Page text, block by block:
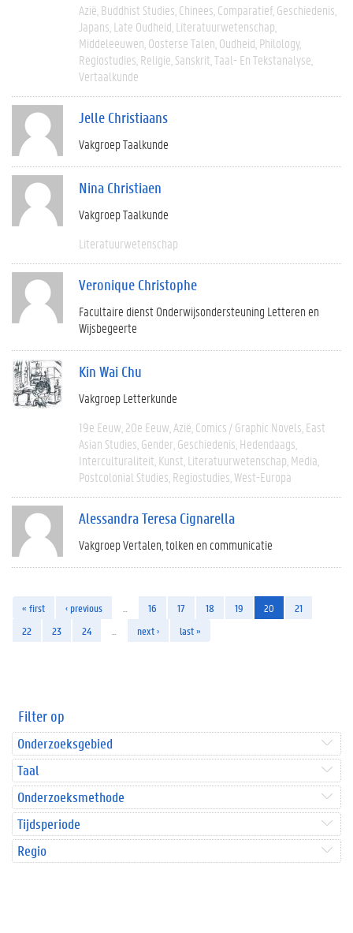
Azië Buddhist Studies Chinees Comparatief Geschiedenis
Japans Late Oudheid Literatuurwetenschap
Middeleeuwen Oosterse Talen Oudheid Philology
Regiostudies Religie Sanskrit Taal- En Tekstanalyse
Vertaalkunde
Jelle Christiaans
Vakgroep Taalkunde
Nina Christiaen
Vakgroep Taalkunde
Literatuurwetenschap
Veronique Christophe
Facultaire dienst Onderwijsondersteuning Letteren en
Wijsbegeerte
Kin Wai Chu
Vakgroep Letterkunde
19e Eeuw 20e Eeuw Azië Comics / Graphic Novels East
Asian Studies Gender Geschiedenis Hedendaags
Interculturaliteit Kunst Literatuurwetenschap Media
Postcolonial Studies Regiostudies West-Europa
Alessandra Teresa Cignarella
Vakgroep Vertalen, tolken en communicatie
« first ‹ previous 16 17 18 19 20
21
22
23 24 next › last »
Filter op
Onderzoeksgebied
Taal
Onderzoeksmethode
Tijdsperiode
Regio